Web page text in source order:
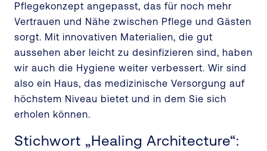
Pflegekonzept angepasst, das für noch mehr
Vertrauen und Nähe zwischen Pflege und Gästen
sorgt. Mit innovativen Materialien, die gut
aussehen aber leicht zu desinfizieren sind, haben
wir auch die Hygiene weiter verbessert. Wir sind
also ein Haus, das medizinische Versorgung auf
höchstem Niveau bietet und in dem Sie sich
erholen können.
Stichwort „Healing Architecture“: